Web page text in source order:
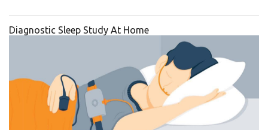
Diagnostic Sleep Study At Home